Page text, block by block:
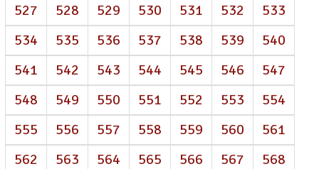
527
528 529 530 531 532
533
534
535 536 537 538 539
540
541
542 543 544 545 546
547
548
549 550 551 552 553
554
555
556 557 558 559 560
561
562
563 564 565 566 567
568